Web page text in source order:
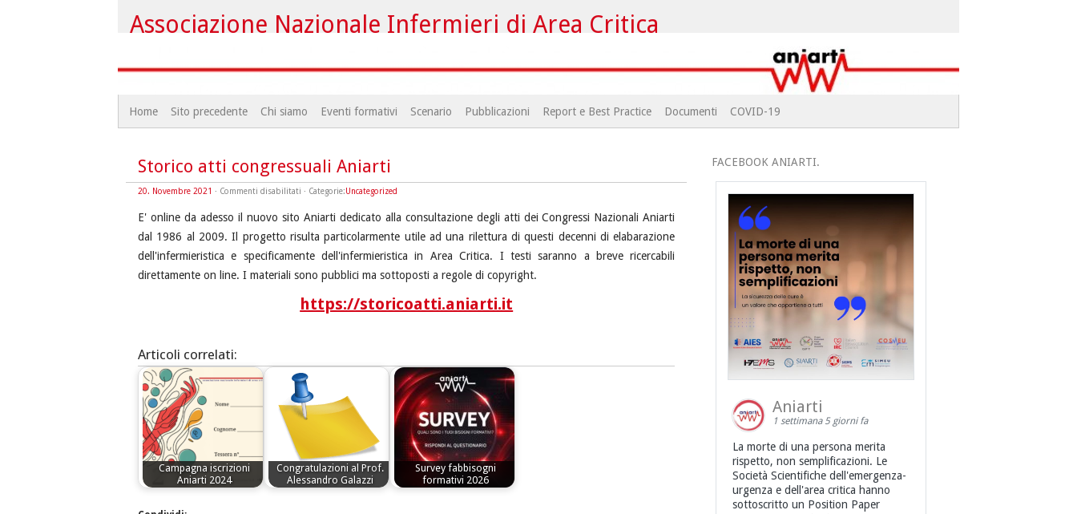
Associazione Nazionale Infermieri di Area Critica
Home Sito precedente Chi siamo Eventi formativi Scenario Pubblicazioni Report e Best Practice Documenti COVID-19
Storico atti congressuali Aniarti
20. Novembre 2021 · Commenti disabilitati su
congressuali
· Categorie:Uncategorized
E' online da adesso il nuovo sito Aniarti dedicato alla consultazione degli atti dei Congressi Nazionali Aniarti
dal 1986 al 2009. Il progetto risulta particolarmente utile ad una rilettura di questi decenni di elabarazione
dell'infermieristica e specificamente dell'infermieristica in Area Critica. I testi saranno a breve ricercabili
direttamente on line. I materiali sono pubblici ma sottoposti a regole di copyright.
https://storicoatti.aniarti.it
Articoli correlati:
Campagna iscrizioni
Aniarti 2024
Congratulazioni al Prof.
Alessandro Galazzi
Survey fabbisogni
formativi 2026
FACEBOOK ANIARTI.
Aniarti
1 settimana 5 giorni fa
La morte di una persona merita
rispetto, non semplificazioni. Le
Società Scientifiche dell'emergenza-
urgenza e dell'area critica hanno
sottoscritto un Position Paper